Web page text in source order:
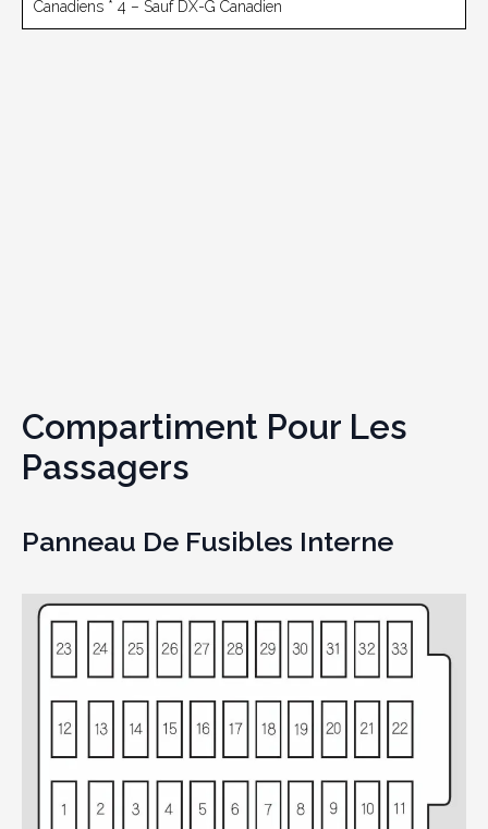
Canadiens * 4 – Sauf DX-G Canadien
Compartiment Pour Les
Passagers
Panneau De Fusibles Interne